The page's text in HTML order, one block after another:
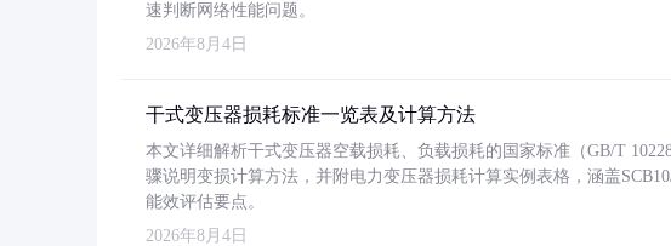
速判断网络性能问题。
2026年8月4日
干式变压器损耗标准一览表及计算方法
本文详细解析干式变压器空载损耗、负载损耗的国家标准（GB/T
骤说明变损计算方法，并附电力变压器损耗计算实例表格，涵盖
能效评估要点。
2026年8月4日